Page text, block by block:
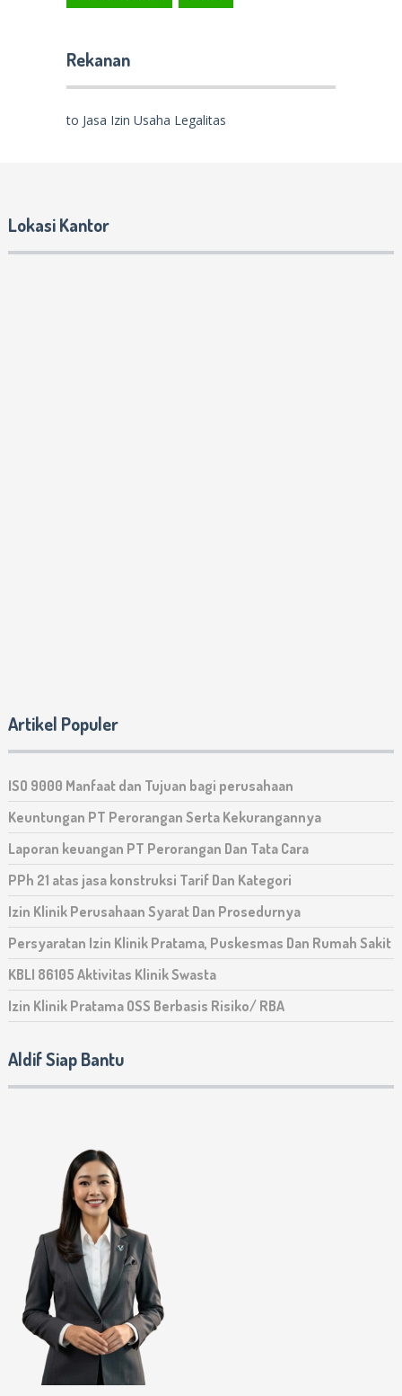
Rekanan
to Jasa Izin Usaha Legalitas
Lokasi Kantor
Artikel Populer
ISO 9000 Manfaat dan Tujuan bagi perusahaan
Keuntungan PT Perorangan Serta Kekurangannya
Laporan keuangan PT Perorangan Dan Tata Cara
PPh 21 atas jasa konstruksi Tarif Dan Kategori
Izin Klinik Perusahaan Syarat Dan Prosedurnya
Persyaratan Izin Klinik Pratama, Puskesmas Dan Rumah Sakit
KBLI 86105 Aktivitas Klinik Swasta
Izin Klinik Pratama OSS Berbasis Risiko/ RBA
Aldif Siap Bantu